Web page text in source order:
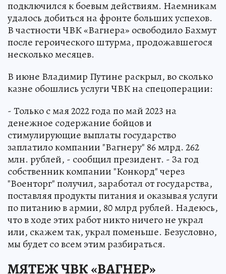
подключился к боевым действиям. Наемникам
удалось добиться на фронте больших успехов.
В частности ЧВК «Вагнера» освободило Бахмут
после героического штурма, продожавшегося
несколько месяцев.
В июне Владимир Путине раскрыл, во сколько
казне обошлись услуги ЧВК на спецоперации:
- Только с мая 2022 года по май 2023 на
денежное содержание бойцов и
стимулирующие выплаты государство
заплатило компании "Вагнеру" 86 млрд. 262
млн. рублей, - сообщил президент. - За год
собственник компании "Конкорд" через
"Военторг" получил, заработал от государства,
поставляя продукты питания и оказывая услуги
по питанию в армии, 80 млрд рублей. Надеюсь,
что в ходе этих работ никто ничего не украл
или, скажем так, украл поменьше. Безусловно,
мы будет со всем этим разбираться.
МЯТЕЖ ЧВК «ВАГНЕР»